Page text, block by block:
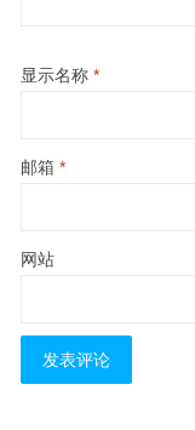
显示名称 *
邮箱 *
网站